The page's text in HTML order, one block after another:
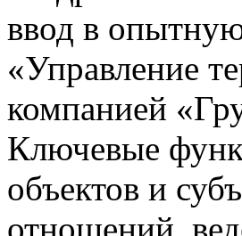
ввод в
«Управление
компанией
Ключевые
объектов и
отношений,